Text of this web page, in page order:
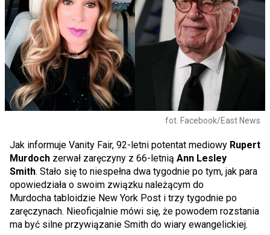
fot. Facebook/East News
Jak informuje Vanity Fair, 92-letni potentat mediowy Rupert
Murdoch zerwał zaręczyny z 66-letnią Ann Lesley
Smith. Stało się to niespełna dwa tygodnie po tym, jak para
opowiedziała o swoim związku należącym do
Murdocha tabloidzie New York Post i trzy tygodnie po
zaręczynach. Nieoficjalnie mówi się, że powodem rozstania
ma być silne przywiązanie Smith do wiary ewangelickiej.